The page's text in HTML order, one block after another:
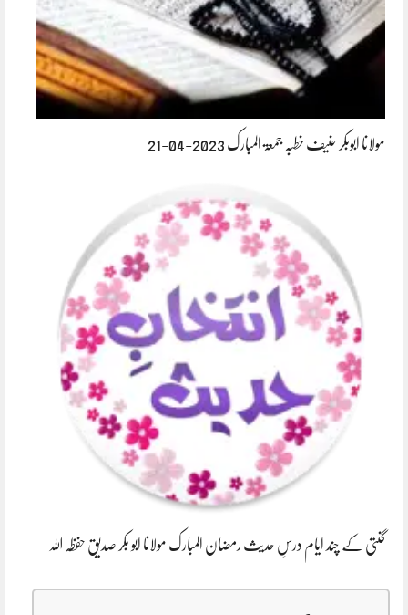
مولانا ابوبکر حنیف خطبہ جمعۃ المبارک 2023-04-21
گنتی کے چند ایام درسِ حدیث رمضان المبارک مولانا ابو بکر صدیق حفظہ اللہ